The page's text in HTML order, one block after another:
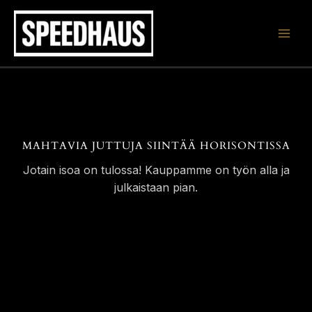
Siirry
sisältöön
MAHTAVIA JUTTUJA SIINTÄÄ HORISONTISSA
Jotain isoa on tulossa! Kauppamme on työn alla ja
julkaistaan pian.